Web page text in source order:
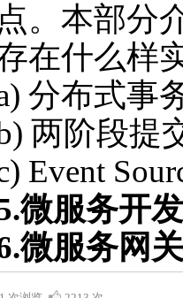
点。本部分
在什么样
分布式事
两阶段提
Event
微服务开
微服务网关